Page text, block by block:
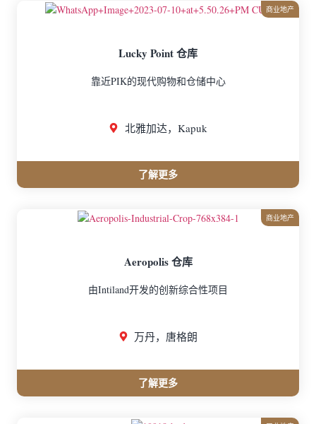
商业地产
Lucky Point 仓库
靠近PIK的现代购物和仓储中心
北雅加达，Kapuk
了解更多
商业地产
Aeropolis 仓库
由Intiland开发的创新综合性项目
万丹，唐格朗
了解更多